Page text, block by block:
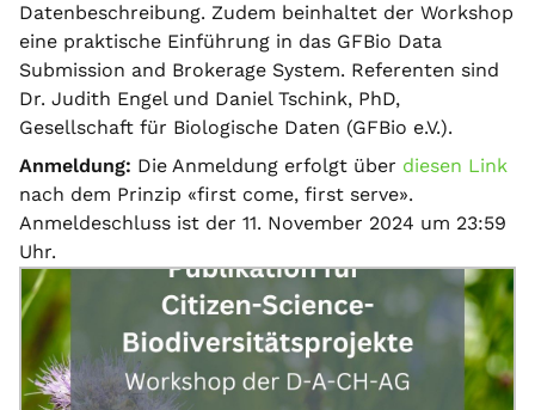
Datenbeschreibung. Zudem beinhaltet der Workshop
eine praktische Einführung in das GFBio Data
Submission and Brokerage System. Referenten sind
Dr. Judith Engel und Daniel Tschink, PhD,
Gesellschaft für Biologische Daten (GFBio e.V.).
Anmeldung: Die Anmeldung erfolgt über diesen Link
nach dem Prinzip «first come, first serve».
Anmeldeschluss ist der 11. November 2024 um 23:59
Uhr.